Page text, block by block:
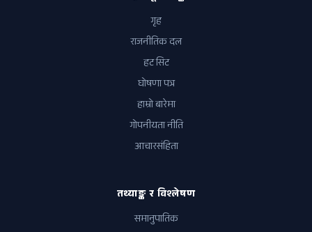
गृह
राजनीतिक दल
हट सिट
घोषणा पत्र
हाम्रो बारेमा
गोपनीयता नीति
आचारसंहिता
तथ्याङ्क र विश्लेषण
समानुपातिक